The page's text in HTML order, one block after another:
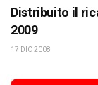
Distribuito il
2009
17 DIC 2008